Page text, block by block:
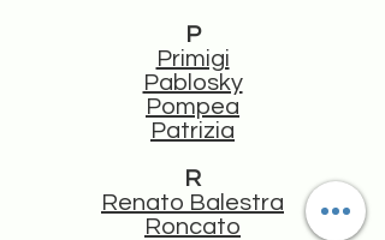
P
Primigi
Pablosky
Pompea
Patrizia
R
Renato Balestra
Roncato